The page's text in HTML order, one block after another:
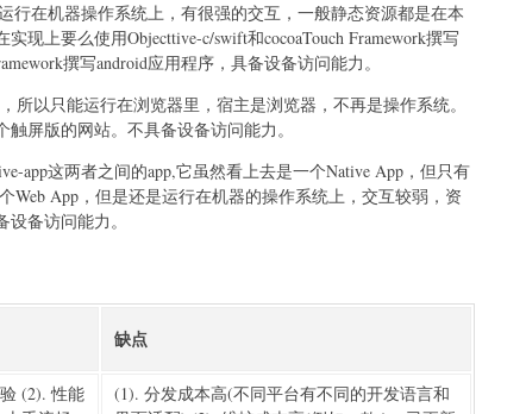
行在机器操作系统上，有很强的交互，一般静态资源都是在本
现上要么使用Objecttive-c/swift和cocoaTouch Framework撰写
撰写android应用程序，具备设备访问能力。
所以只能运行在浏览器里，宿主是浏览器，不再是操作系统。
屏版的网站。不具备设备访问能力。
app这两者之间的app,它虽然看上去是一个Native App，但只有
Web App，但是还是运行在机器的操作系统上，交互较弱，资
备访问能力。
缺点
(2). 性能
(1). 分发成本高(不同平台有不同的开发语言和